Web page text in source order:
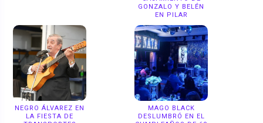
GONZALO Y BELÉN
EN PILAR
NEGRO ÁLVAREZ EN
LA FIESTA DE
MAGO BLACK
DESLUMBRÓ EN EL